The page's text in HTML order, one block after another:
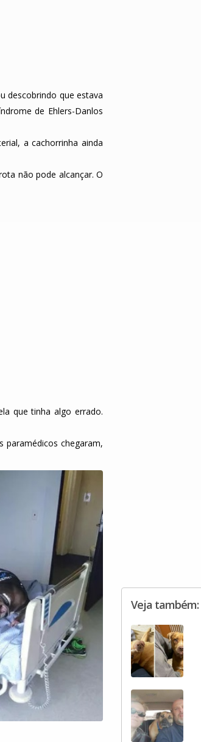
descobrindo que estava
de Ehlers-Danlos
a cachorrinha ainda
não pode alcançar. O
que tinha algo errado.
paramédicos chegaram,
Veja também: